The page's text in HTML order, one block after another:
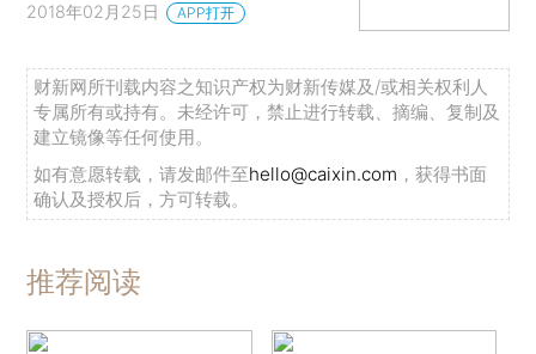
2018年02月25日 APP打开
财新网所刊载内容之知识产权为财新传媒及/或相关权利人
专属所有或持有。未经许可，禁止进行转载、摘编、复制及
建立镜像等任何使用。
如有意愿转载，请发邮件至hello@caixin.com ，获得书面
确认及授权后，方可转载。
推荐阅读